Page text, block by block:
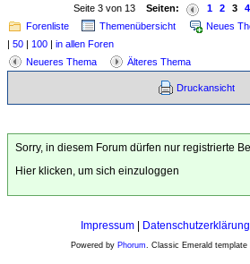
Seite 3 von 13 Seiten: 1 2 3 4
Forenliste
Themenübersicht Neues
| 50 | 100 | in allen Foren
Neueres Thema
Älteres Thema
Druckansicht
Sorry, in diesem Forum dürfen nur registrierte
Hier klicken, um sich einzuloggen
Impressum Datenschutzerklärung
Powered by Phorum. Classic Emerald template